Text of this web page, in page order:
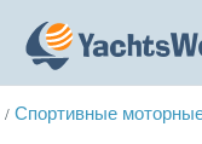
/ Спортивные